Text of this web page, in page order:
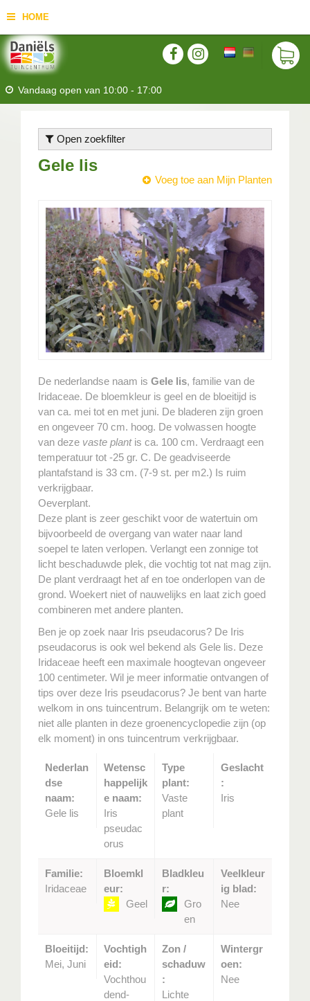
HOME
Vandaag open van 10:00 - 17:00
Open zoekfilter
Gele lis
Voeg toe aan Mijn Planten
De nederlandse naam is Gele lis, familie van de
Iridaceae. De bloemkleur is geel en de bloeitijd is
van ca. mei tot en met juni. De bladeren zijn groen
en ongeveer 70 cm. hoog. De volwassen hoogte
van deze vaste plantis ca. 100 cm. Verdraagt een
temperatuur tot -25 gr. C. De geadviseerde
plantafstand is 33 cm. (7-9 st. per m2.) Is ruim
verkrijgbaar.
Oeverplant.
Deze plant is zeer geschikt voor de watertuin om
bijvoorbeeld de overgang van water naar land
soepel te laten verlopen. Verlangt een zonnige tot
licht beschaduwde plek, die vochtig tot nat mag zijn.
De plant verdraagt het af en toe onderlopen van de
grond. Woekert niet of nauwelijks en laat zich goed
combineren met andere planten.
Ben je op zoek naar Iris pseudacorus? De Iris
pseudacorus is ook wel bekend als Gele lis. Deze
Iridaceae heeft een maximale hoogtevan ongeveer
100 centimeter. Wil je meer informatie ontvangen of
tips over deze Iris pseudacorus? Je bent van harte
welkom in ons tuincentrum. Belangrijk om te weten:
niet alle planten in deze groenencyclopedie zijn (op
elk moment) in ons tuincentrum verkrijgbaar.
Nederlan
dse
naam:
Gele lis
Wetensc
happelijk
e naam:
Iris
pseudac
orus
Type
plant:
Vaste
plant
Geslacht
:
Iris
Familie:
Iridaceae
Bloemkl
eur:
Geel
Bladkleu
r:
Gro
en
Veelkleur
ig blad:
Nee
Bloeitijd:
Mei, Juni
Vochtigh
eid:
Vochthou
dend-
Zon /
schaduw
:
Lichte
Wintergr
oen:
Nee